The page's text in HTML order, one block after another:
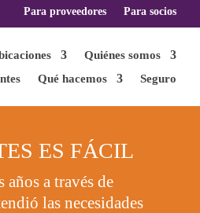
Para proveedores Para socios
Quiénes somos
Qué hacemos Seguro
ES FÁCIL
años a través de
las necesidades